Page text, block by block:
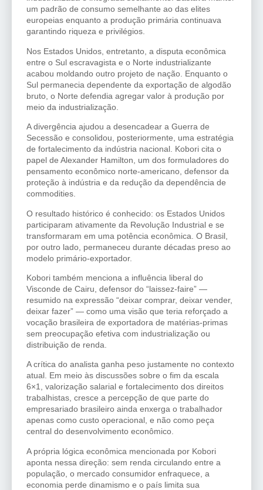
um padrão de consumo semelhante ao das elites
europeias enquanto a produção primária continuava
garantindo riqueza e privilégios.
Nos Estados Unidos, entretanto, a disputa econômica
entre o Sul escravagista e o Norte industrializante
acabou moldando outro projeto de nação. Enquanto o
Sul permanecia dependente da exportação de algodão
bruto, o Norte defendia agregar valor à produção por
meio da industrialização.
A divergência ajudou a desencadear a Guerra de
Secessão e consolidou, posteriormente, uma estratégia
de fortalecimento da indústria nacional. Kobori cita o
papel de Alexander Hamilton, um dos formuladores do
pensamento econômico norte-americano, defensor da
proteção à indústria e da redução da dependência de
commodities.
O resultado histórico é conhecido: os Estados Unidos
participaram ativamente da Revolução Industrial e se
transformaram em uma potência econômica. O Brasil,
por outro lado, permaneceu durante décadas preso ao
modelo primário-exportador.
Kobori também menciona a influência liberal do
Visconde de Cairu, defensor do “laissez-faire” —
resumido na expressão “deixar comprar, deixar vender,
deixar fazer” — como uma visão que teria reforçado a
vocação brasileira de exportadora de matérias-primas
sem preocupação efetiva com industrialização ou
distribuição de renda.
A crítica do analista ganha peso justamente no contexto
atual. Em meio às discussões sobre o fim da escala
6×1, valorização salarial e fortalecimento dos direitos
trabalhistas, cresce a percepção de que parte do
empresariado brasileiro ainda enxerga o trabalhador
apenas como custo operacional, e não como peça
central do desenvolvimento econômico.
A própria lógica econômica mencionada por Kobori
aponta nessa direção: sem renda circulando entre a
população, o mercado consumidor enfraquece, a
economia perde dinamismo e o país limita sua